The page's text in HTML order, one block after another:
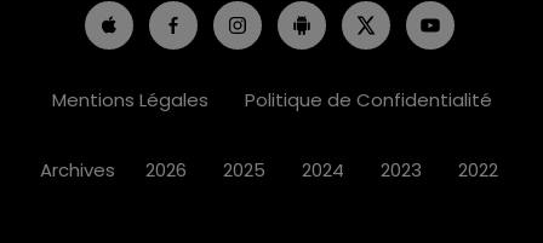
Mentions Légales Politique de Confidentialité
Archives 2026 2025 2024 2023 2022